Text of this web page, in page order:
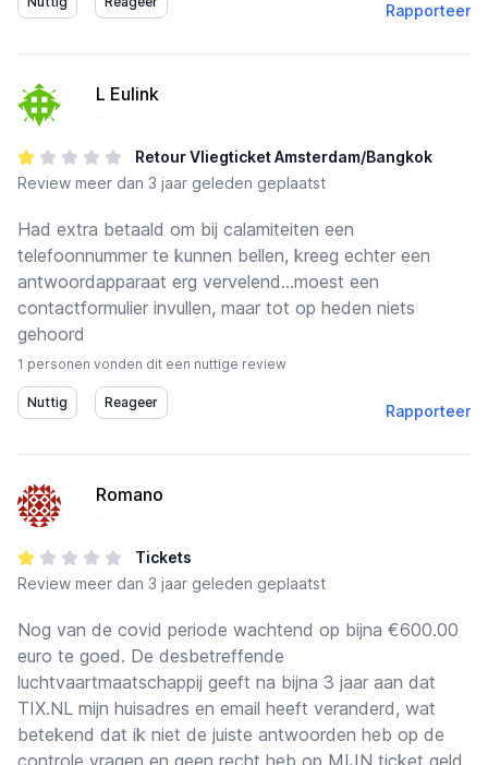
Rapporteer
L Eulink
Retour Vliegticket Amsterdam/Bangkok
Review meer dan 3 jaar geleden geplaatst
Had extra betaald om bij calamiteiten een
telefoonnummer te kunnen bellen, kreeg echter een
antwoordapparaat erg vervelend…moest een
contactformulier invullen, maar tot op heden niets
gehoord
1 personen vonden dit een nuttige review
Rapporteer
Romano
Tickets
Review meer dan 3 jaar geleden geplaatst
Nog van de covid periode wachtend op bijna €600.00
euro te goed. De desbetreffende
luchtvaartmaatschappij geeft na bijna 3 jaar aan dat
TIX.NL mijn huisadres en email heeft veranderd, wat
betekend dat ik niet de juiste antwoorden heb op de
controle vragen en geen recht heb op MIJN ticket geld.